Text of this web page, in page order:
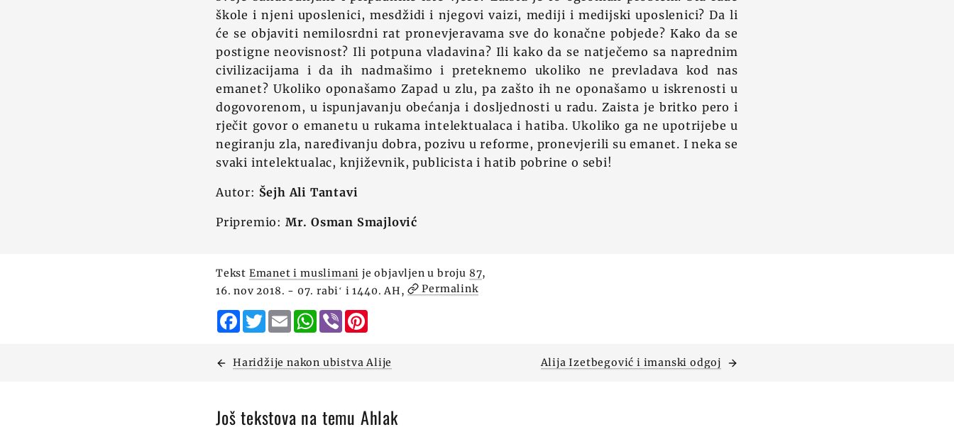
škole i njeni uposlenici, mesdžidi i njegovi vaizi, mediji i medijski uposlenici? Da li
će se objaviti nemilosrdni rat pronevjeravama sve do konačne pobjede? Kako da se
postigne neovisnost? Ili potpuna vladavina? Ili kako da se natječemo sa naprednim
civilizacijama i da ih nadmašimo i preteknemo ukoliko ne prevladava kod nas
emanet? Ukoliko oponašamo Zapad u zlu, pa zašto ih ne oponašamo u iskrenosti u
dogovorenom, u ispunjavanju obećanja i dosljednosti u radu. Zaista je britko pero i
rječit govor o emanetu u rukama intelektualaca i hatiba. Ukoliko ga ne upotrijebe u
negiranju zla, naređivanju dobra, pozivu u reforme, pronevjerili su emanet. I neka se
svaki intelektualac, književnik, publicista i hatib pobrine o sebi!
Autor: Šejh Ali Tantavi
Pripremio: Mr. Osman Smajlović
Tekst Emanet i muslimani je objavljen u broju 87,
16. nov 2018. - 07. rabiʻ i 1440. AH,
Permalink
Facebook
TwitterEmailWhatsApp
Viber
Haridžije nakon ubistva Alije Alija Izetbegović i imanski odgoj
Još tekstova na temu Ahlak